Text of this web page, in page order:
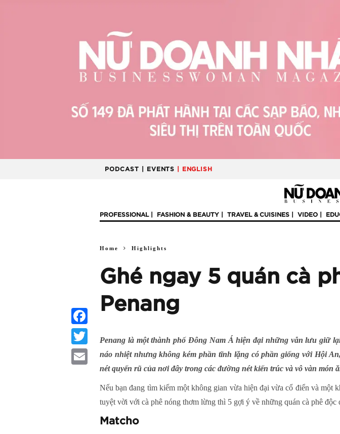
PODCAST | EVENTS | ENGLISH
PROFESSIONAL FASHION & BEAUTY TRAVEL & CUISINES VIDEO
Home Highlights
Ghé ngay 5 quán cà
Penang
Penang là một thành phố Đông Nam Á hiện đại những vẫn lưu giữ
náo nhiệt nhưng không kém phần tĩnh lặng có phần giống với Hội
nét quyến rũ của nơi đây trong các đường nét kiến trúc và vô vàn món
Nếu bạn đang tìm kiếm một không gian vừa hiện đại vừa cổ điển và một
tuyệt vời với cà phê nóng thơm lừng thì 5 gợi ý về những quán cà phê độc
Matcho
Facebook
Twitter